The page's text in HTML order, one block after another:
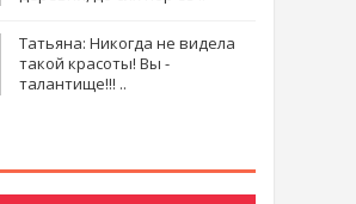
Татьяна: Никогда не видела
такой красоты! Вы -
талантище!!! ..